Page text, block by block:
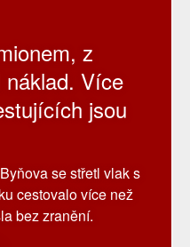
z
náklad. Více
jsou
se střetl vlak s
cestovalo více než
bez zranění.